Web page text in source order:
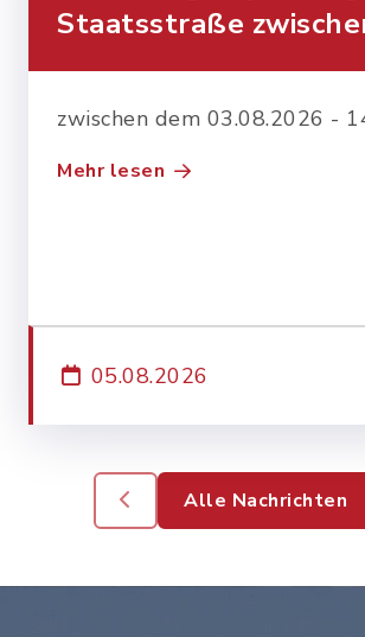
Staatsstraße
zwischen dem 03.08.2026 -
Mehr lesen
05.08.2026
Alle Nachrichten